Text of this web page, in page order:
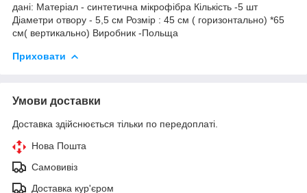
дані: Матеріал - синтетична мікрофібра Кількість -5 шт
Діаметри отвору - 5,5 см Розмір : 45 см ( горизонтально) *65
см( вертикально) Виробник -Польща
Приховати
Умови доставки
Доставка здійснюється тільки по передоплаті.
Нова Пошта
Самовивіз
Доставка кур'єром